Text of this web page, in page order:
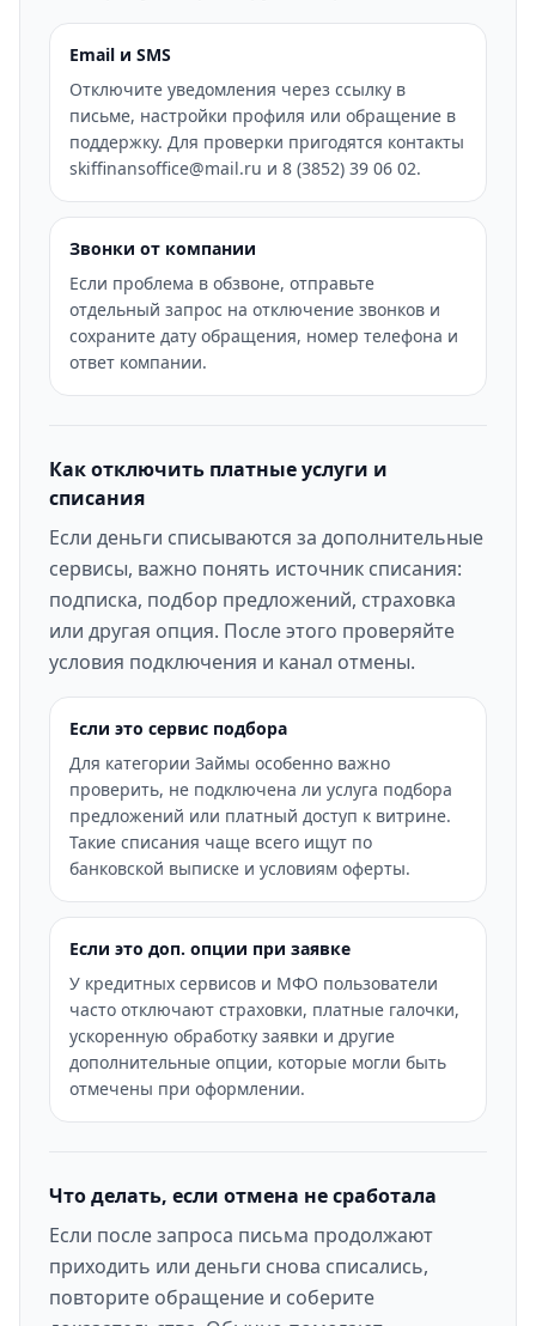
Email и SMS
Отключите уведомления через ссылку в
письме, настройки профиля или обращение в
поддержку. Для проверки пригодятся контакты
skiffinansoffice@mail.ru и 8 (3852) 39 06 02.
Звонки от компании
Если проблема в обзвоне, отправьте
отдельный запрос на отключение звонков и
сохраните дату обращения, номер телефона и
ответ компании.
Как отключить платные услуги и
списания
Если деньги списываются за дополнительные
сервисы, важно понять источник списания:
подписка, подбор предложений, страховка
или другая опция. После этого проверяйте
условия подключения и канал отмены.
Если это сервис подбора
Для категории Займы особенно важно
проверить, не подключена ли услуга подбора
предложений или платный доступ к витрине.
Такие списания чаще всего ищут по
банковской выписке и условиям оферты.
Если это доп. опции при заявке
У кредитных сервисов и МФО пользователи
часто отключают страховки, платные галочки,
ускоренную обработку заявки и другие
дополнительные опции, которые могли быть
отмечены при оформлении.
Что делать, если отмена не сработала
Если после запроса письма продолжают
приходить или деньги снова списались,
повторите обращение и соберите